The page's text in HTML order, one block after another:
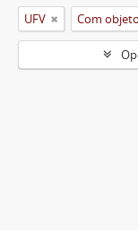
UFV Com